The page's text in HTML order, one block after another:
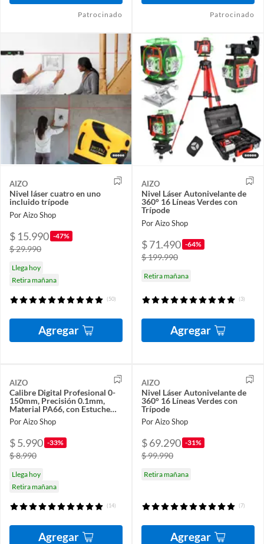
Patrocinado Patrocinado
AIZO
Nivel láser cuatro en uno
incluido trípode
Por Aizo Shop
$ 15.990 -47%
$ 29.990
Llega hoy
Retira mañana
(50)
Agregar
AIZO
Nivel Láser Autonivelante de
360° 16 Líneas Verdes con
Trípode
Por Aizo Shop
$ 71.490 -64%
$ 199.990
Retira mañana
(3)
Agregar
AIZO
Calibre Digital Profesional 0-
150mm, Precisión 0.1mm,
Material PA66, con Estuche
Incluido
Por Aizo Shop
$ 5.990 -33%
$ 8.990
Llega hoy
Retira mañana
(14)
Agregar
AIZO
Nivel Láser Autonivelante de
360° 16 Líneas Verdes con
Trípode
Por Aizo Shop
$ 69.290 -31%
$ 99.990
Retira mañana
(7)
Agregar